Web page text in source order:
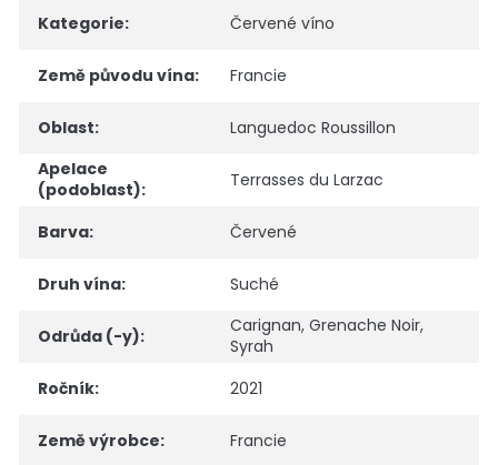
Kategorie: Červené víno
Země původu vína: Francie
Oblast:
Languedoc Roussillon
Apelace
(podoblast): Terrasses du Larzac
Barva: Červené
Druh vína: Suché
Odrůda (-y): Carignan, Grenache Noir,
Syrah
Ročník: 2021
Země výrobce: Francie